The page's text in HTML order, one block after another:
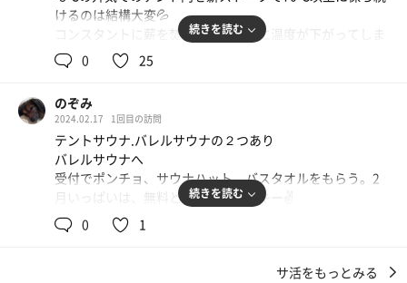
水風呂はないけど氷点下のナチュラルアイスサウナからの
ポンチョを被っての外気浴で問題なくととのえるのは素晴
らしい
り一層キマる
休憩用ドームテントの中はちゃんと暖かく、ハンモックや
レモン水などサウナーのツボを押さえた抜かりないサービ
ス
けるのは結構大変💦
コンスタントに薪を焚べないとすぐに温度が下がってしま
う⤵
でも、1年前よりは上手くできた…たぶん😅
休憩室には飲料水の他に嬉しいコーヒーとパンの無料サー
ビスもあり🤤
ハンモックでととのい2セット目へ。
薪を焚べるのが楽しくてしょうがない🤣
途中スタッフの方がインフィニティチェアを用意してくれ
たので最後は外気浴を堪能😊
水風呂がないのが残念と思っていたら新設したシャワー室
まだ準備中との事だが、入れるようになったらまた是非是
続きを読む
0 25
のぞみ
2024.02.17 1回目の訪問
テントサウナ.バレルサウナの２つあり
バレルサウナへ
受付でポンチョ、サウナハット、バスタオルをもらう。2
月いっぱいは、無料とのことでラッキー✌️
バレルサウナは、薪🪵ストーブにサウナストーン 自分で
薪をくべて、80〜85度
る！汗だくでポンチョ羽織り、一面雪原の景色の中で整
続きを読む
0 1
サ活をもっとみる